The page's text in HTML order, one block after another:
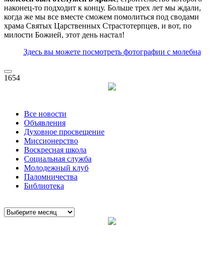
наконец-то подходит к концу. Больше трех лет мы ждали,
когда же мы все вместе сможем помолиться под сводами
храма Святых Царственных Страстотерпцев, и вот, по
милости Божией, этот день настал!
Здесь вы можете посмотреть фотографии с молебна
1654
Все новости
Объявления
Духовное просвещение
Миссионерство
Воскресная школа
Социальная служба
Молодежный клуб
Паломничества
Библиотека